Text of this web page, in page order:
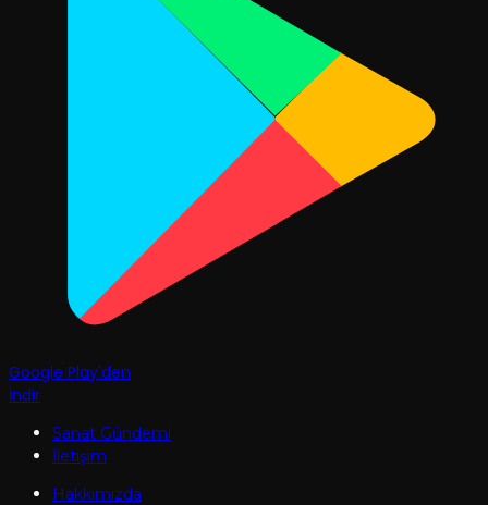
Google Play'den
İndir
Sanat Gündemi
İletişim
Hakkımızda